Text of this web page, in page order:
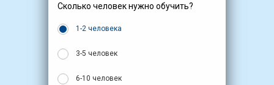
Сколько человек нужно обучить?
1-2 человека
3-5 человек
6-10 человек